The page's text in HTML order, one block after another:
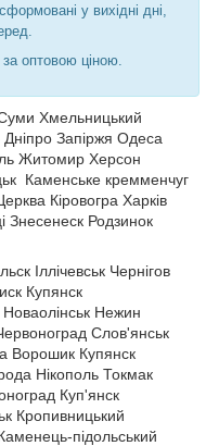
у вихідні дні,
за оптовою ціною.
Хмельницький
Дніпро Запіржя Одеса
Житомир Херсон
Каменське кремменчуг
Кіровогра Харків
Знесенеск Родзинок
Іллічевськ Чернігов
Купянск
Нежин
Слов'янськ
Ворошик Купянск
Нікополь Токмак
Куп'янск
Кропивницький
підольський